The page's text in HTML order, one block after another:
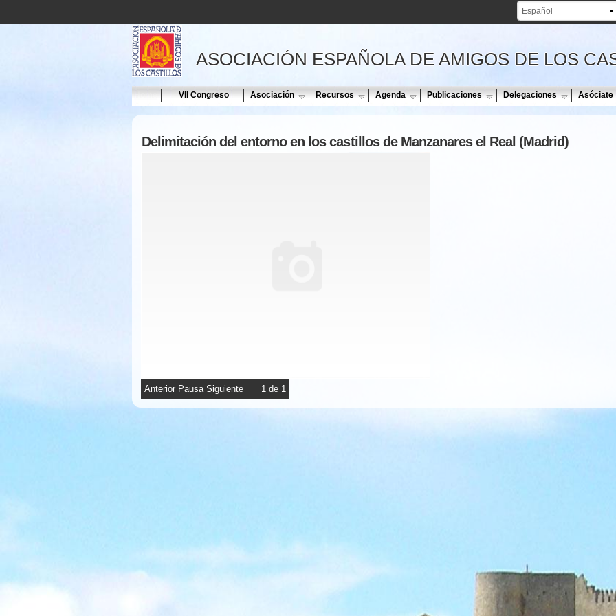
ASOCIACIÓN ESPAÑOLA DE AMIGOS DE LOS
Home VII Congreso Asociación Recursos Agenda Publicaciones Delegaciones Asóciate
Delimitación del entorno en los castillos de Manzanares el Real (Madrid)
Anterior Pausa Siguiente 1 de 1